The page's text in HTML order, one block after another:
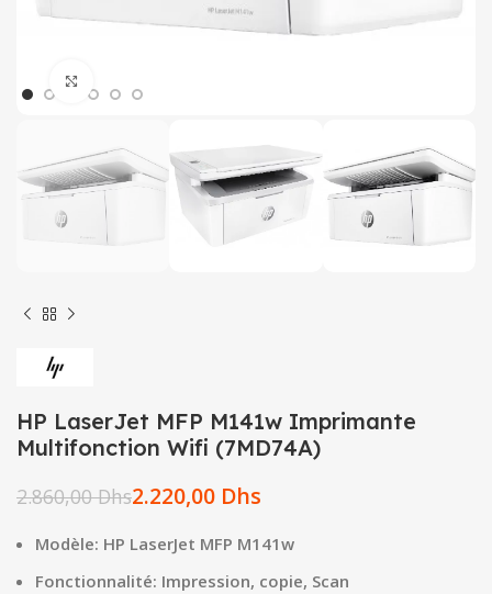
HP LaserJet MFP M141w Imprimante
Multifonction Wifi (7MD74A)
2.860,00Dhs2.220,00 Dhs
Modèle: HP LaserJet MFP M141w
Fonctionnalité: Impression, copie, Scan